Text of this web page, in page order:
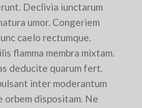
Declivia iunctarum
umor. Congeriem
caelo rectumque.
flamma membra mixtam.
deducite quarum fert.
inter moderantum
orbem dispositam. Ne